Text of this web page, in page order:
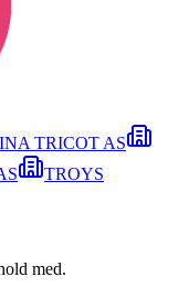
TRICOT AS
TROYS
med.